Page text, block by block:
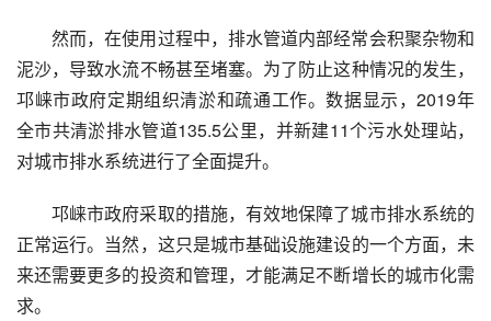
然而，在使用过程中，排水管道内部经常会积聚杂物和
泥沙，导致水流不畅甚至堵塞。为了防止这种情况的发生，
邛崃市政府定期组织清淤和疏通工作。数据显示，2019年
全市共清淤排水管道135.5公里，并新建11个污水处理站，
对城市排水系统进行了全面提升。
邛崃市政府采取的措施，有效地保障了城市排水系统的
正常运行。当然，这只是城市基础设施建设的一个方面，未
来还需要更多的投资和管理，才能满足不断增长的城市化需
求。